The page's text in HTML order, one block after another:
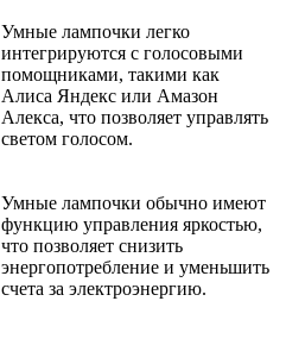
Умные лампочки легко
интегрируются с голосовыми
помощниками, такими как
Алиса Яндекс или Амазон
Алекса, что позволяет управлять
светом голосом.
Умные лампочки обычно имеют
функцию управления яркостью,
что позволяет снизить
энергопотребление и уменьшить
счета за электроэнергию.